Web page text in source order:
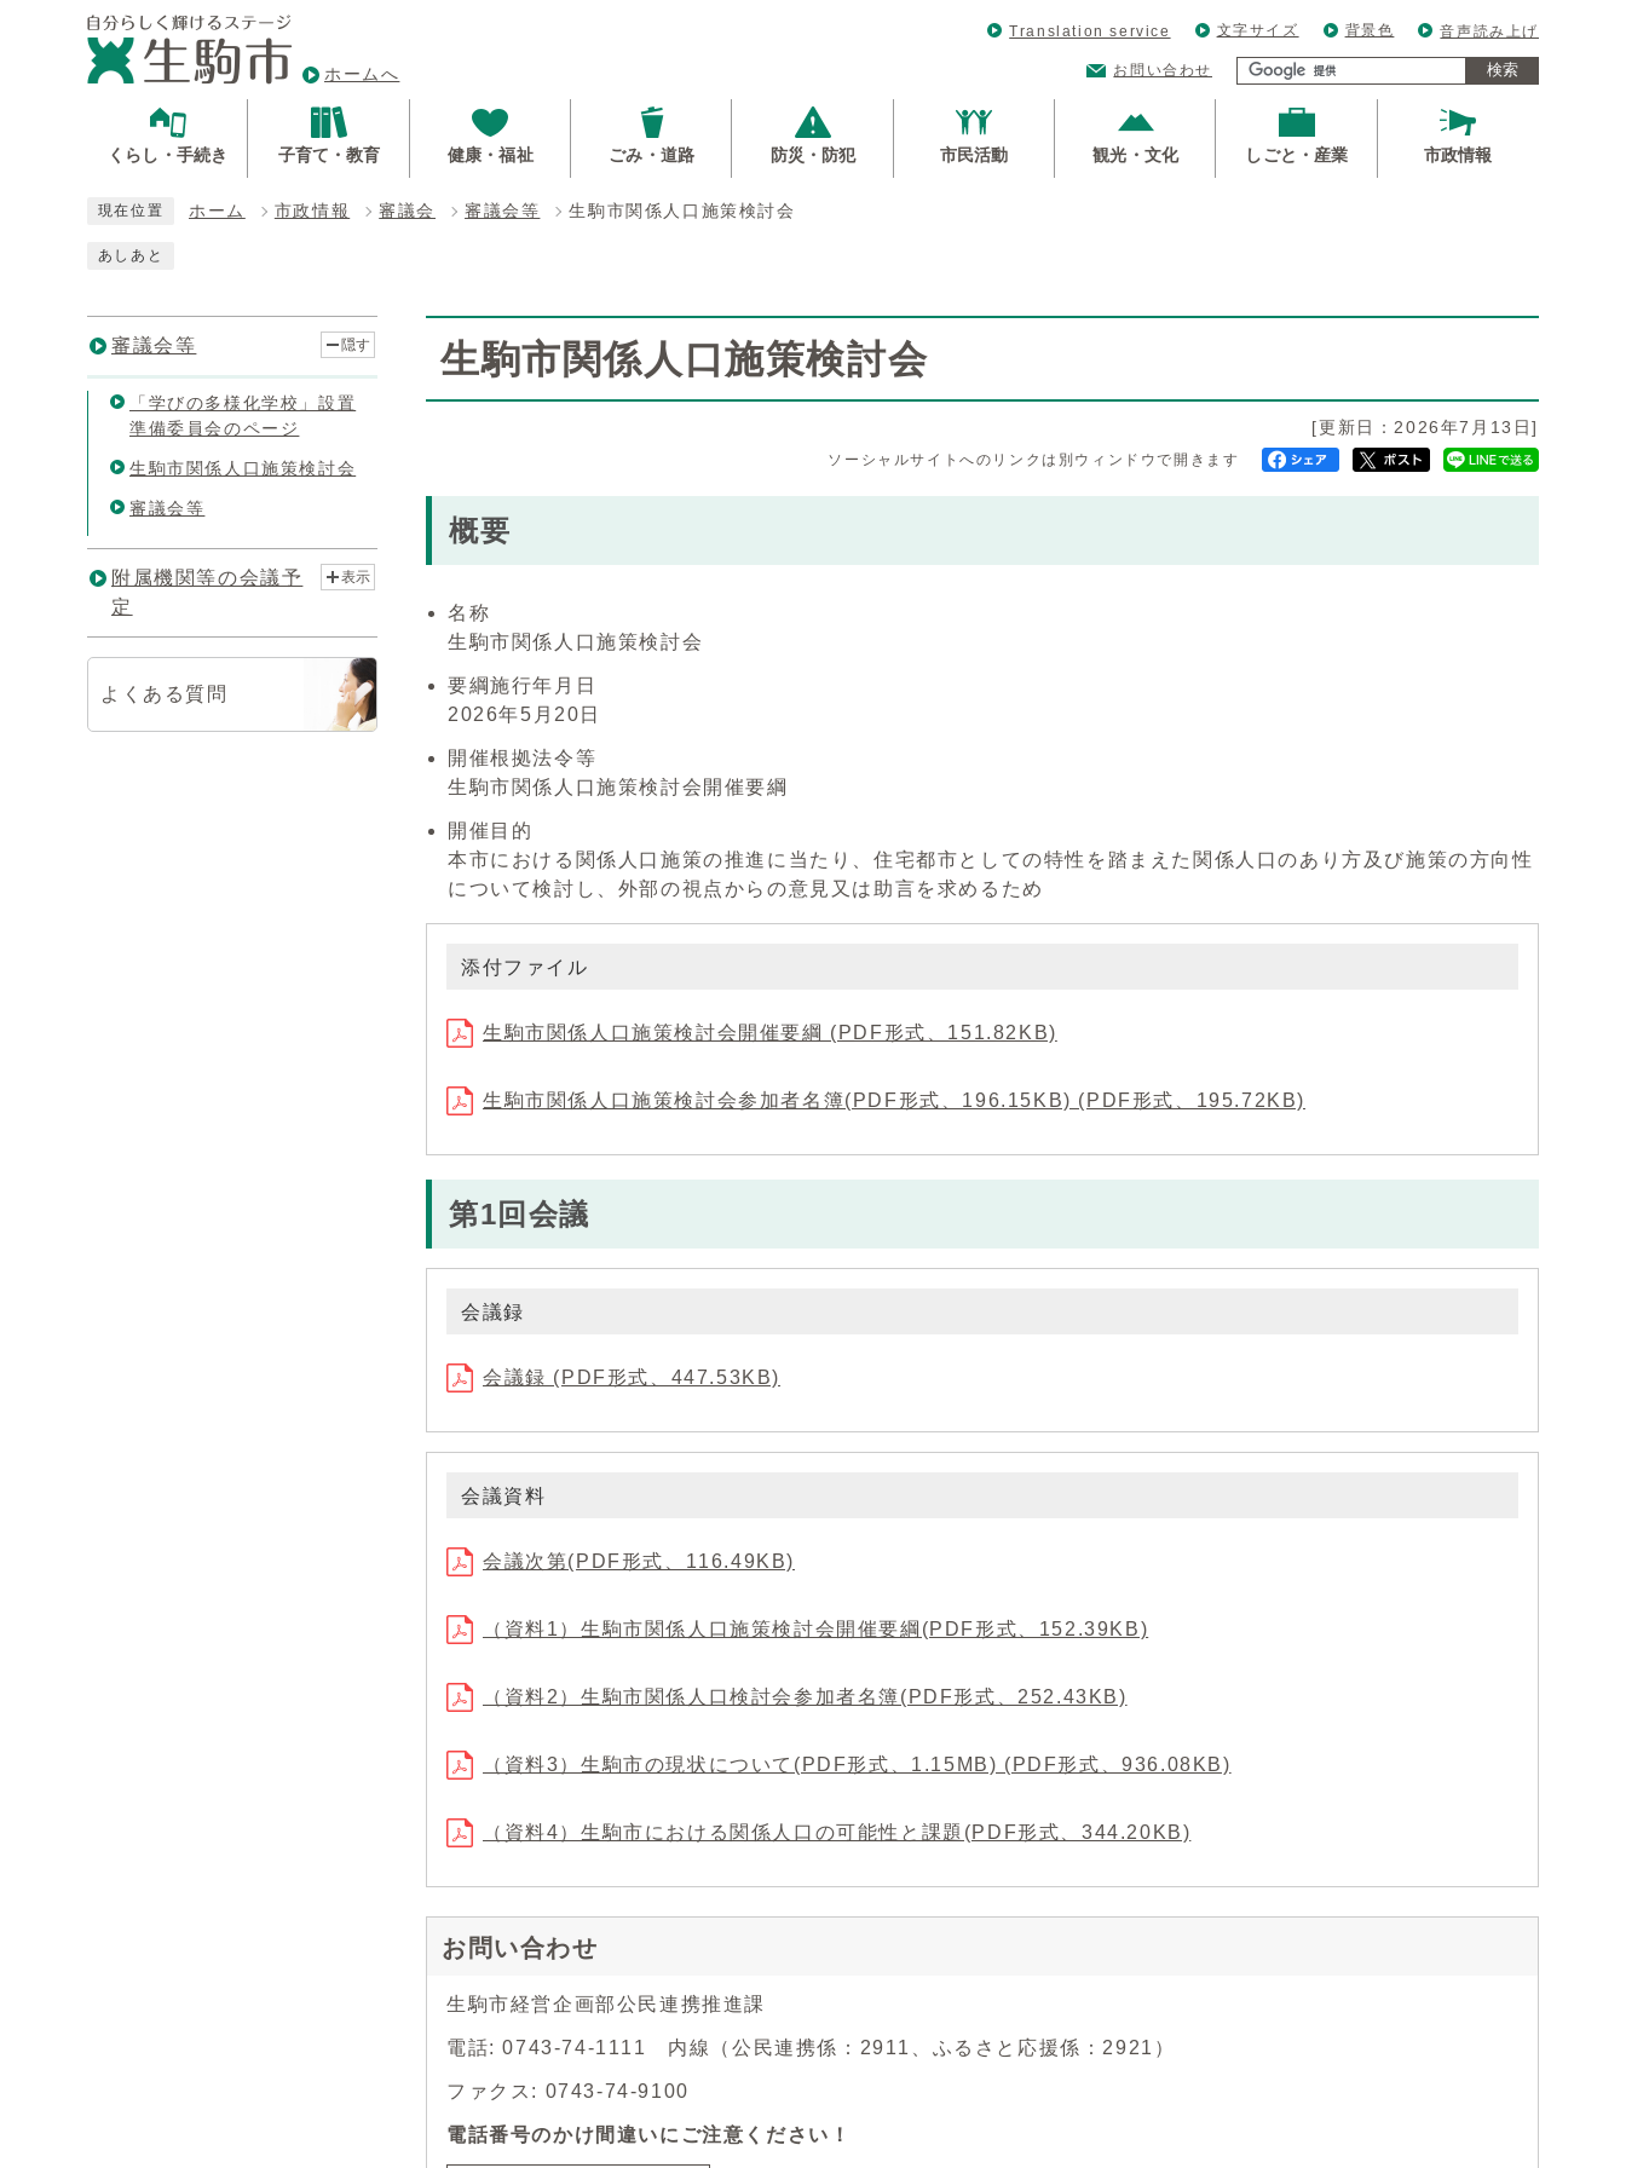
ホームへ
Translation service 文字サイズ 背景色 音声読み上げ
お問い合わせ 検索
くらし・手続き 子育て・教育 健康・福祉 ごみ・道路 防災・防犯 市民活動 観光・文化 しごと・産業 市政情報
現在位置 ホーム 市政情報 審議会 審議会等 生駒市関係人口施策検討会
あしあと
生駒市関係人口施策検討会
[更新日：2026年7月13日]
ソーシャルサイトへのリンクは別ウィンドウで開きます
概要
名称
生駒市関係人口施策検討会
要綱施行年月日
2026年5月20日
開催根拠法令等
生駒市関係人口施策検討会開催要綱
開催目的
本市における関係人口施策の推進に当たり、住宅都市としての特性を踏まえた関係人口のあり方及び施策の方向性
について検討し、外部の視点からの意見又は助言を求めるため
添付ファイル
生駒市関係人口施策検討会開催要綱 (PDF形式、151.82KB)
生駒市関係人口施策検討会参加者名簿(PDF形式、196.15KB) (PDF形式、195.72KB)
第1回会議
会議録
会議録 (PDF形式、447.53KB)
会議資料
会議次第(PDF形式、116.49KB)
（資料1）生駒市関係人口施策検討会開催要綱(PDF形式、152.39KB)
（資料2）生駒市関係人口検討会参加者名簿(PDF形式、252.43KB)
（資料3）生駒市の現状について(PDF形式、1.15MB) (PDF形式、936.08KB)
（資料4）生駒市における関係人口の可能性と課題(PDF形式、344.20KB)
お問い合わせ
生駒市経営企画部公民連携推進課
電話: 0743-74-1111 内線（公民連携係：2911、ふるさと応援係：2921）
ファクス: 0743-74-9100
電話番号のかけ間違いにご注意ください！
審議会等 隠す
「学びの多様化学校」設置
準備委員会のページ
生駒市関係人口施策検討会
審議会等
附属機関等の会議予
定
表示
よくある質問